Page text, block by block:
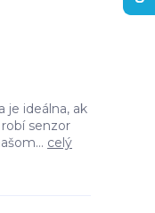
je ideálna, ak
senzor
celý